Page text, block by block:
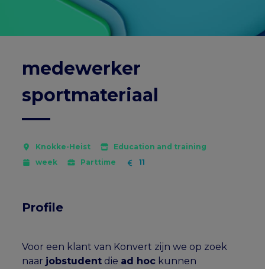
medewerker
sportmateriaal
Knokke-Heist
Education and training
week
Parttime 11
Profile
Voor een klant van Konvert zijn we op zoek
naar jobstudent die ad hoc kunnen